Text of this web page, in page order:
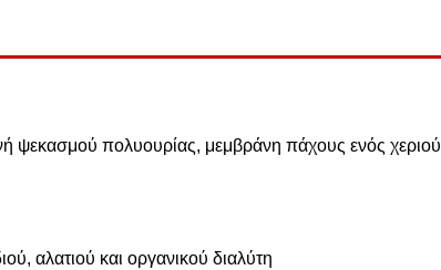
ψεκασμού πολυουρίας, μεμβράνη πάχους ενός χεριού
αλατιού και οργανικού διαλύτη